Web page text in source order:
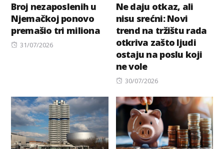
Broj nezaposlenih u
Njemačkoj ponovo
premašio tri miliona
Posted
31/07/2026
Ne daju otkaz, ali
nisu srećni: Novi
trend na tržištu rada
otkriva zašto ljudi
ostaju na poslu koji
ne vole
Posted
30/07/2026